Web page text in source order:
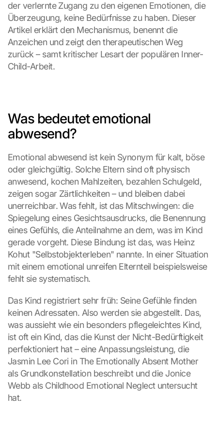
der verlernte Zugang zu den eigenen Emotionen, die
Überzeugung, keine Bedürfnisse zu haben. Dieser
Artikel erklärt den Mechanismus, benennt die
Anzeichen und zeigt den therapeutischen Weg
zurück – samt kritischer Lesart der populären Inner-
Child-Arbeit.
Was bedeutet emotional
abwesend?
Emotional abwesend ist kein Synonym für kalt, böse
oder gleichgültig. Solche Eltern sind oft physisch
anwesend, kochen Mahlzeiten, bezahlen Schulgeld,
zeigen sogar Zärtlichkeiten – und bleiben dabei
unerreichbar. Was fehlt, ist das Mitschwingen: die
Spiegelung eines Gesichtsausdrucks, die Benennung
eines Gefühls, die Anteilnahme an dem, was im Kind
gerade vorgeht. Diese Bindung ist das, was Heinz
Kohut "Selbstobjekterleben" nannte. In einer Situation
mit einem emotional unreifen Elternteil beispielsweise
fehlt sie systematisch.
Das Kind registriert sehr früh: Seine Gefühle finden
keinen Adressaten. Also werden sie abgestellt. Das,
was aussieht wie ein besonders pflegeleichtes Kind,
ist oft ein Kind, das die Kunst der Nicht-Bedürftigkeit
perfektioniert hat – eine Anpassungsleistung, die
Jasmin Lee Cori in The Emotionally Absent Mother
als Grundkonstellation beschreibt und die Jonice
Webb als Childhood Emotional Neglect untersucht
hat.